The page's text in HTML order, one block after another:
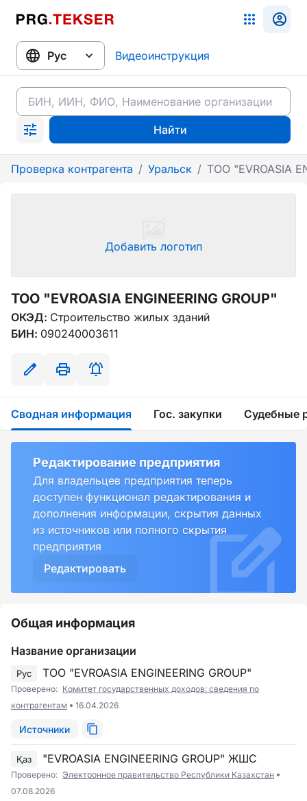
Видеоинструкция
Найти
Проверка контрагента / Уральск / ТОО "EVROASIA
Добавить логотип
ТОО "EVROASIA ENGINEERING GROUP"
ОКЭД: Строительство жилых зданий
БИН: 090240003611
Сводная информация Гос. закупки Судебные
Редактирование предприятия
Для владельцев предприятия теперь
доступен функционал редактирования и
дополнения информации, скрытия данных
из источников или полного скрытия
предприятия
Редактировать
Общая информация
Название организации
Рус ТОО "EVROASIA ENGINEERING GROUP"
Проверено: Комитет государственных доходов: сведения по
контрагентам
16.04.2026
Источники
Қаз "EVROASIA ENGINEERING GROUP" ЖШС
Проверено: Электронное правительство Республики Казахстан
07.08.2026